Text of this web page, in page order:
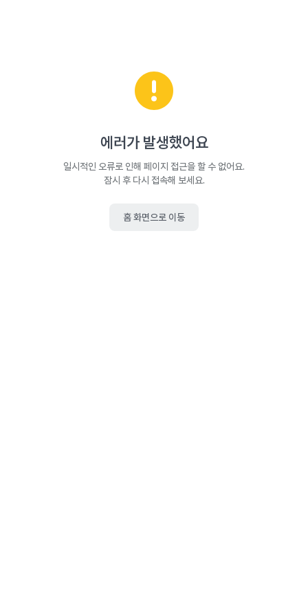
에러가 발생했어요
일시적인 오류로 인해 페이지 접근을 할 수 없어요.
잠시 후 다시 접속해 보세요.
홈 화면으로 이동